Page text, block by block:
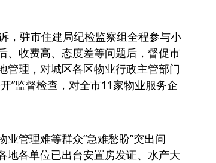
，驻市住建局纪检监察组全程参与小
、收费高、态度差等问题后，督促市
管理，对城区各区物业行政主管部门
”监督检查，对全市11家物业服务企
管理难等群众“急难愁盼”突出问
地各单位已出台安置房发证、水产大